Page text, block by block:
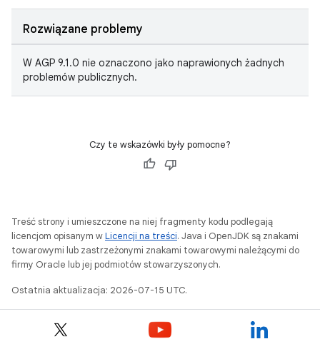
Rozwiązane problemy
W AGP 9.1.0 nie oznaczono jako naprawionych żadnych
problemów publicznych.
Czy te wskazówki były pomocne?
Treść strony i umieszczone na niej fragmenty kodu podlegają
licencjom opisanym wLicencji na treści. Java i OpenJDK są znakami
towarowymi lub zastrzeżonymi znakami towarowymi należącymi do
firmy Oracle lub jej podmiotów stowarzyszonych.
Ostatnia aktualizacja: 2026-07-15 UTC.